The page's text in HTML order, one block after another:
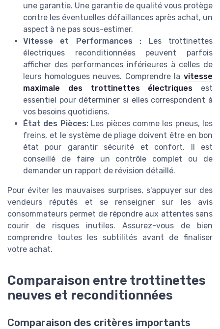
une garantie. Une garantie de qualité vous protège
contre les éventuelles défaillances après achat, un
aspect à ne pas sous-estimer.
Vitesse et Performances : Les trottinettes
électriques reconditionnées peuvent parfois
afficher des performances inférieures à celles de
leurs homologues neuves. Comprendre la vitesse
maximale des trottinettes électriques est
essentiel pour déterminer si elles correspondent à
vos besoins quotidiens.
État des Pièces:Les pièces comme les pneus, les
freins, et le système de pliage doivent être en bon
état pour garantir sécurité et confort. Il est
conseillé de faire un contrôle complet ou de
demander un rapport de révision détaillé.
Pour éviter les mauvaises surprises, s'appuyer sur des
vendeurs réputés et se renseigner sur les avis
consommateurs permet de répondre aux attentes sans
courir de risques inutiles. Assurez-vous de bien
comprendre toutes les subtilités avant de finaliser
votre achat.
Comparaison entre trottinettes
neuves et reconditionnées
Comparaison des critères importants